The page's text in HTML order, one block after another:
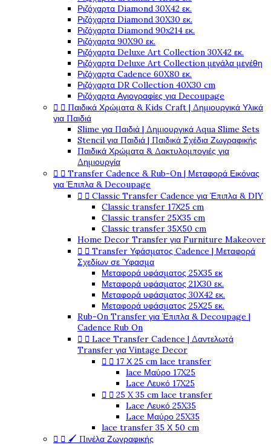
Ριζόχαρτα Diamond 30X42 εκ.
Ριζόχαρτα Diamond 30X30 εκ.
Ριζόχαρτα Diamond 90x214 εκ.
Ριζόχαρτα 90X90 εκ.
Ριζόχαρτα Deluxe Art Collection 30X42 εκ.
Ριζόχαρτα Deluxe Art Collection μεγάλα μεγέθη
Ριζόχαρτα Cadence 60X80 εκ.
Ριζόχαρτα DR Collection 40X30 cm
Ριζόχαρτα Αγιογραφίες για Decoupage
  Παιδικά Χρώματα & Kids Craft | Δημιουργικά Υλικά
για Παιδιά
Slime για Παιδιά | Δημιουργικά Aqua Slime Sets
Stencil για Παιδιά | Παιδικά Σχέδια Ζωγραφικής
Παιδικά Χρώματα & Δακτυλομπογιές για
Δημιουργία
  Transfer Cadence & Rub-On | Μεταφορά Εικόνας
για Έπιπλα & Decoupage
  Classic Transfer Cadence για Έπιπλα & DIY
Classic transfer 17Χ25 cm
Classic transfer 25Χ35 cm
Classic transfer 35Χ50 cm
Home Decor Transfer για Furniture Makeover
  Transfer Υφάσματος Cadence | Μεταφορά
Σχεδίων σε Ύφασμα
Μεταφορά υφάσματος 25Χ35 εκ
Μεταφορά υφάσματος 21Χ30 εκ.
Μεταφορά υφάσματος 30Χ42 εκ.
Μεταφορά υφάσματος 25Χ25 εκ.
Rub-On Transfer για Έπιπλα & Decoupage |
Cadence Rub On
  Lace Transfer Cadence | Δαντελωτά
Transfer για Vintage Decor
  17 Χ 25 cm lace transfer
lace Μαύρο 17X25
Lace Λευκό 17X25
  25 X 35 cm lace transfer
Lace Λευκό 25X35
Lace Μαύρο 25X35
lace transfer 35 Χ 50 cm
  🖌️ Πινέλα Ζωγραφικής